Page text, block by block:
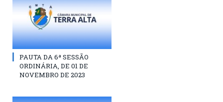
PAUTA DA 6ª SESSÃO
ORDINÁRIA, DE 01 DE
NOVEMBRO DE 2023